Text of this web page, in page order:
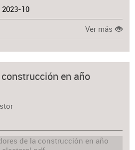
2023-10
Ver más
en año